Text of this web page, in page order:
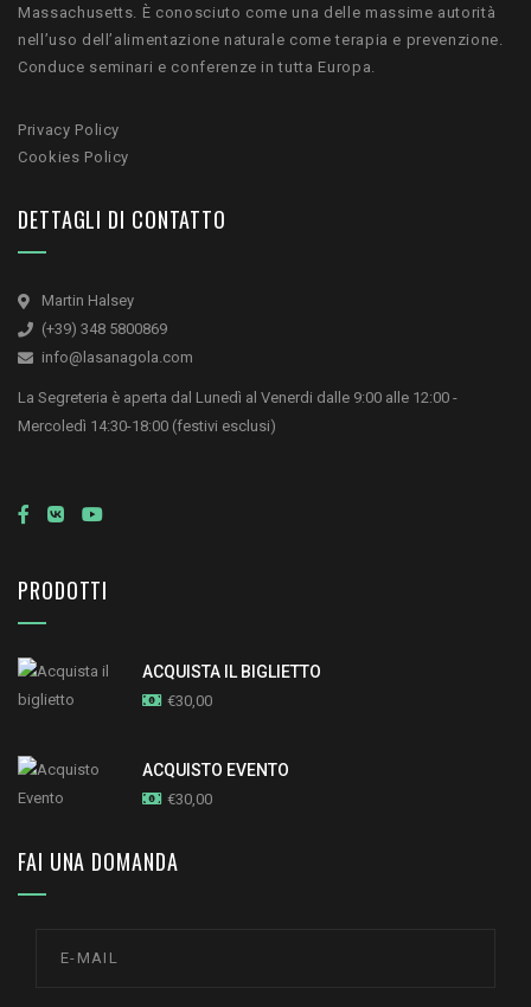
Massachusetts. È conosciuto come una delle massime autorità
nell’uso dell’alimentazione naturale come terapia e prevenzione.
Conduce seminari e conferenze in tutta Europa.
Privacy Policy
Cookies Policy
DETTAGLI DI CONTATTO
Martin Halsey
(+39) 348 5800869
info@lasanagola.com
La Segreteria è aperta dal Lunedì al Venerdi dalle 9:00 alle 12:00 -
Mercoledì 14:30-18:00 (festivi esclusi)
PRODOTTI
ACQUISTA IL BIGLIETTO
€30,00
ACQUISTO EVENTO
€30,00
FAI UNA DOMANDA